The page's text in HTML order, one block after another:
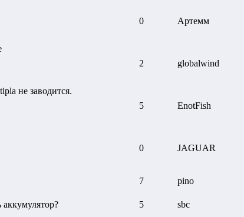
0 Артемм
2 globalwind
не заводится.
5 EnotFish
0 JAGUAR
7 pino
5 sbc